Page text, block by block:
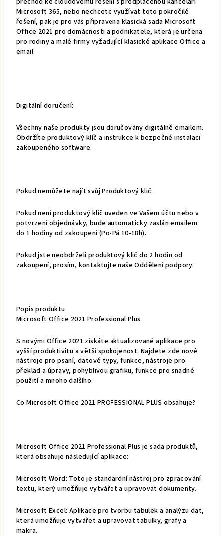
přechod ke cloudovému řešení s předplacenou kanceláří
Microsoft 365, nebo nechcete využívat toto pokročilé
řešení, pak je pro vás připravena klasická sada Microsoft
Office 2021 pro domácnosti a podnikatele, která je určena
pro rodiny a malé firmy vyžadující klasické aplikace Office a
email.
Digitální doručení:
Všechny naše produkty jsou doručovány digitálně emailem.
Obdržíte produktový klíč a instrukce k bezpečné instalaci
zakoupeného software.
Pokud nemůžete najít svůj Produktový klič:
Pokud není produktový klíč uveden ve Vašem účtu nebo v
potvrzení objednávky, bude automaticky zaslán emailem
do 1 hodiny od zakoupení (Po-Pá 10-18h).
Pokud jste neobdrželi produktový klič do 2 hodin od
zakoupení, prosím, kontaktujte naše Oddělení podpory.
Popis produktu
Microsoft Office 2021 Professional Plus
S novými Office 2021 získáte aktualizované aplikace pro
vyšší produktivitu a větší spokojenost. Najdete zde nové
nástroje pro psaní, datové typy, funkce, nástroje pro
překlad a úpravy, pohyblivou grafiku, funkce pro snadné
použití a mnoho dalšího.
Co Microsoft Office 2021 PROFESSIONAL PLUS obsahuje?
Microsoft Office 2021 Professional Plus je sada produktů,
která obsahuje následující aplikace:
Microsoft Word: Toto je standardní nástroj pro zpracování
textu, který umožňuje vytvářet a upravovat dokumenty.
Microsoft Excel: Aplikace pro tvorbu tabulek a analýzu dat,
která umožňuje vytvářet a upravovat tabulky, grafy a
makra.